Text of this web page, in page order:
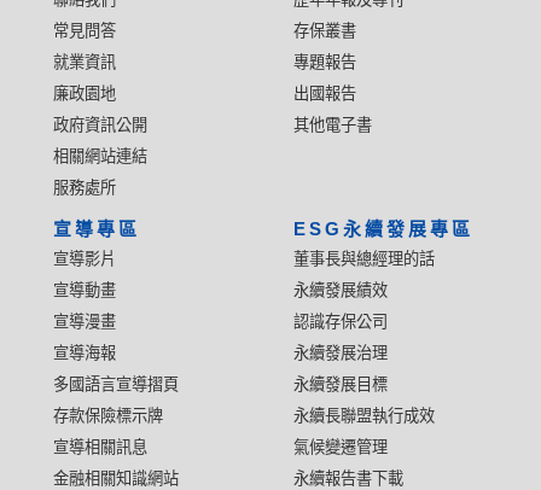
常見問答
就業資訊
廉政園地
政府資訊公開
相關網站連結
服務處所
存保叢書
專題報告
出國報告
其他電子書
宣導專區
宣導影片
宣導動畫
宣導漫畫
宣導海報
多國語言宣導摺頁
存款保險標示牌
宣導相關訊息
金融相關知識網站
ESG永續發展專區
董事長與總經理的話
永續發展績效
認識存保公司
永續發展治理
永續發展目標
永續長聯盟執行成效
氣候變遷管理
永續報告書下載